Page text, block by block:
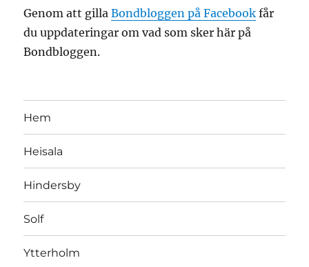
Genom att gillaBondbloggen på Facebook får
du uppdateringar om vad som sker här på
Bondbloggen.
Hem
Heisala
Hindersby
Solf
Ytterholm